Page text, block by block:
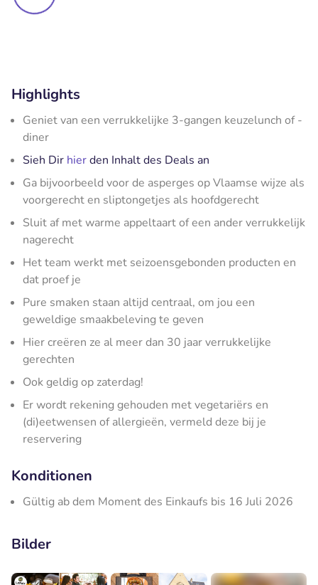
Highlights
Geniet van een verrukkelijke 3-gangen keuzelunch of -
diner
Sieh Dir hierden Inhalt des Deals an
Ga bijvoorbeeld voor de asperges op Vlaamse wijze als
voorgerecht en sliptongetjes als hoofdgerecht
Sluit af met warme appeltaart of een ander verrukkelijk
nagerecht
Het team werkt met seizoensgebonden producten en
dat proef je
Pure smaken staan altijd centraal, om jou een
geweldige smaakbeleving te geven
Hier creëren ze al meer dan 30 jaar verrukkelijke
gerechten
Ook geldig op zaterdag!
Er wordt rekening gehouden met vegetariërs en
(di)eetwensen of allergieën, vermeld deze bij je
reservering
Konditionen
Gültig ab dem Moment des Einkaufs bis 16 Juli 2026
Bilder